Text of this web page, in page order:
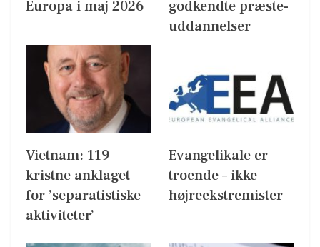
Europa i maj 2026
godkendte præste-
uddannelser
Vietnam: 119
kristne anklaget
for ’separatistiske
aktiviteter’
Evangelikale er
troende – ikke
højreekstremister